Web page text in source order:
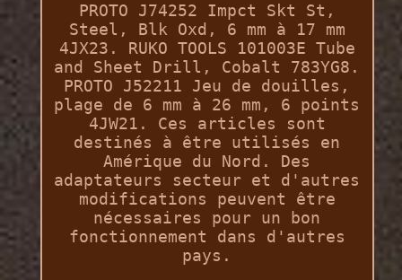
PROTO J74252 Impct Skt St,
Steel, Blk Oxd, 6 mm à 17 mm
4JX23. RUKO TOOLS 101003E Tube
and Sheet Drill, Cobalt 783YG8.
PROTO J52211 Jeu de douilles,
plage de 6 mm à 26 mm, 6 points
4JW21. Ces articles sont
destinés à être utilisés en
Amérique du Nord. Des
adaptateurs secteur et d'autres
modifications peuvent être
nécessaires pour un bon
fonctionnement dans d'autres
pays.